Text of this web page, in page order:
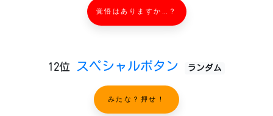
覚悟はありますか…？
12位 スペシャルボタン ランダム
みたな？押せ！